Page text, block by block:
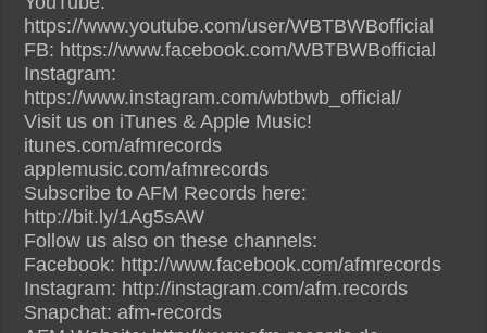
https://www.youtube.com/user/WBTBWBofficial
FB: https://www.facebook.com/WBTBWBofficial
Instagram:
https://www.instagram.com/wbtbwb_official/
Visit us on iTunes & Apple Music!
itunes.com/afmrecords
applemusic.com/afmrecords
Subscribe to AFM Records here:
http://bit.ly/1Ag5sAW
Follow us also on these channels:
Facebook: http://www.facebook.com/afmrecords
Instagram: http://instagram.com/afm.records
Snapchat: afm-records